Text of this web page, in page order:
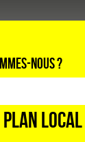
nous ?
plan local